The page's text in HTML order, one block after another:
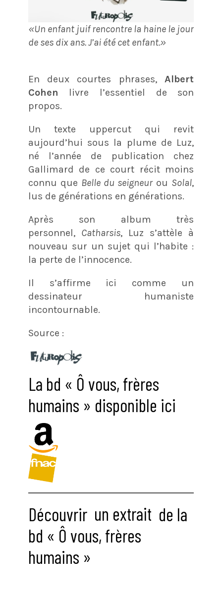
«Un enfant juif rencontre la haine le jour
de ses dix ans. J’ai été cet enfant.»
En deux courtes phrases,Albert
Cohen livre l’essentiel de son
propos.
Un texte uppercut qui revit
aujourd’hui sous la plume de Luz,
né l’année de publication chez
Gallimard de ce court récit moins
connu que Belle du seigneurou Solal,
lus de générations en générations.
Après son album très
personnel, Catharsis, Luz s’attèle à
nouveau sur un sujet qui l’habite :
la perte de l’innocence.
Il s’affirme ici comme un
dessinateur humaniste
incontournable.
Source :
La bd « Ô vous, frères
humains » disponible ici
Découvrir un extrait de la
bd « Ô vous, frères
humains »